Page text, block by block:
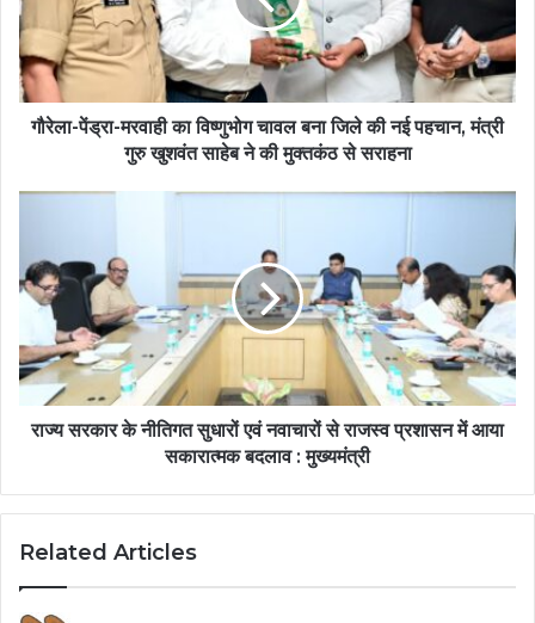
गौरेला-पेंड्रा-मरवाही का विष्णुभोग चावल बना जिले की नई पहचान, मंत्री
गुरु खुशवंत साहेब ने की मुक्तकंठ से सराहना
राज्य सरकार के नीतिगत सुधारों एवं नवाचारों से राजस्व प्रशासन में आया
सकारात्मक बदलाव : मुख्यमंत्री
Related Articles